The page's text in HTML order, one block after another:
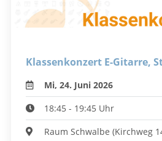
Klassenkonzert E-Gitarre,
Mi, 24. Juni 2026
18:45 - 19:45 Uhr
Raum Schwalbe (Kirchweg